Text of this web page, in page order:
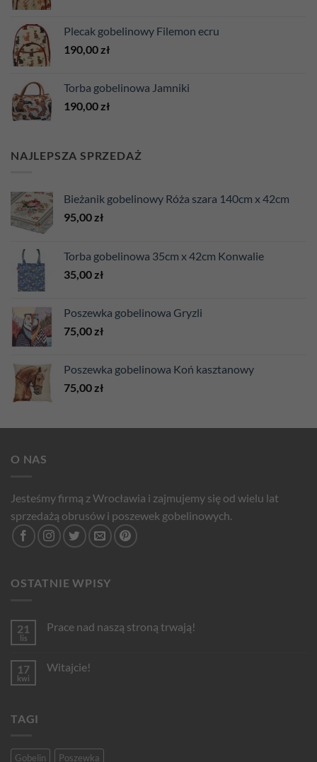
Plecak gobelinowy Filemon ecru
190,00 zł
Torba gobelinowa Jamniki
190,00 zł
NAJLEPSZA SPRZEDAŻ
Bieżanik gobelinowy Róża szara 140cm x 42cm
95,00 zł
Torba gobelinowa 35cm x 42cm Konwalie
35,00 zł
Poszewka gobelinowa Gryzli
75,00 zł
Poszewka gobelinowa Koń kasztanowy
75,00 zł
O NAS
Jesteśmy firmą z Wrocławia i zajmujemy się od wielu lat
sprzedażą obrusów i poszewek gobelinowych.
OSTATNIE WPISY
21
lis
Prace nad naszą stroną trwają!
Prace
17
kwi
Witajcie!
TAGI
Gobelin Poszewka